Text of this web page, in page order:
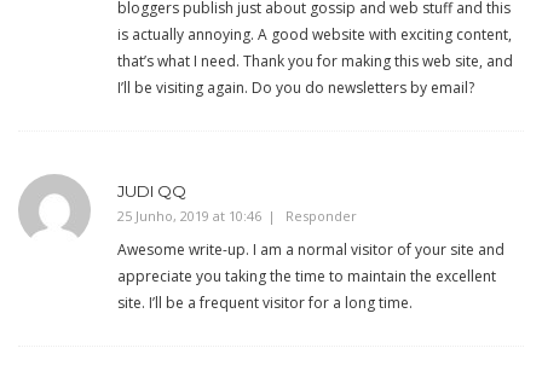
bloggers publish just about gossip and web stuff and this
is actually annoying. A good website with exciting content,
that’s what I need. Thank you for making this web site, and
I’ll be visiting again. Do you do newsletters by email?
JUDI QQ
25 Junho, 2019 at 10:46 Responder
Awesome write-up. I am a normal visitor of your site and
appreciate you taking the time to maintain the excellent
site. I’ll be a frequent visitor for a long time.